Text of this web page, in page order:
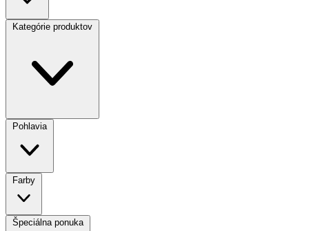
Kategórie produktov
Pohlavia
Farby
Špeciálna ponuka